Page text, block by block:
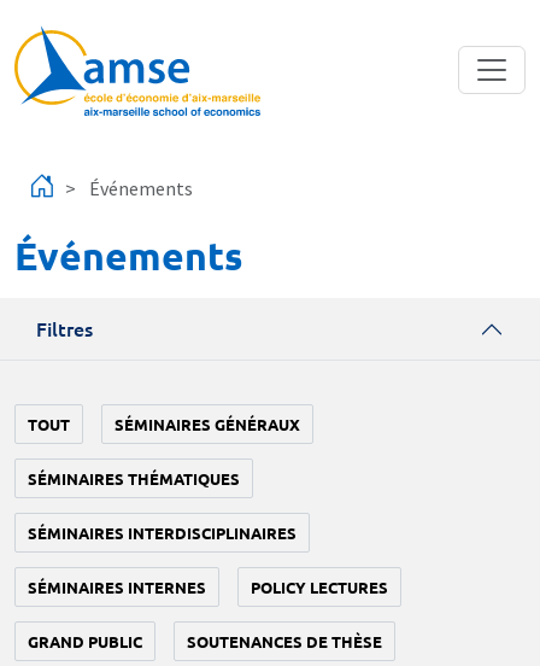
Événements
Événements
Filtres
TOUT SÉMINAIRES GÉNÉRAUX
SÉMINAIRES THÉMATIQUES
SÉMINAIRES INTERDISCIPLINAIRES
SÉMINAIRES INTERNES POLICY LECTURES
GRAND PUBLIC SOUTENANCES DE THÈSE